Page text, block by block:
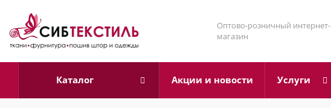
Оптово-розничный интернет-
магазин
Каталог Акции и новости Услуги